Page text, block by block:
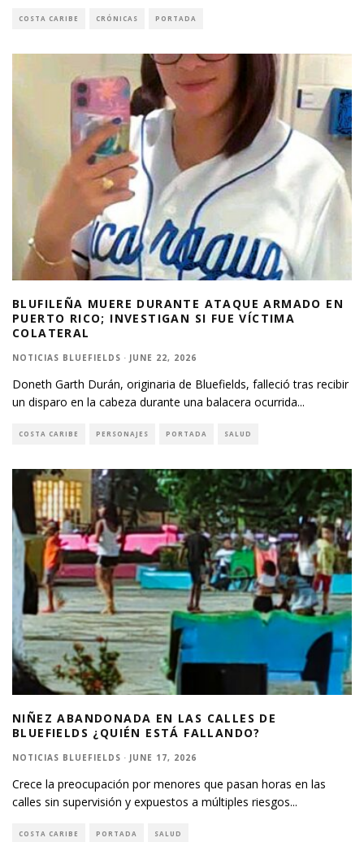
COSTA CARIBE CRÓNICAS PORTADA
BLUFILEÑA MUERE DURANTE ATAQUE ARMADO EN
PUERTO RICO; INVESTIGAN SI FUE VÍCTIMA
COLATERAL
NOTICIAS BLUEFIELDS · JUNE 22, 2026
Doneth Garth Durán, originaria de Bluefields, falleció tras recibir
un disparo en la cabeza durante una balacera ocurrida...
COSTA CARIBE PERSONAJES PORTADA SALUD
NIÑEZ ABANDONADA EN LAS CALLES DE
BLUEFIELDS ¿QUIÉN ESTÁ FALLANDO?
NOTICIAS BLUEFIELDS · JUNE 17, 2026
Crece la preocupación por menores que pasan horas en las
calles sin supervisión y expuestos a múltiples riesgos...
COSTA CARIBE PORTADA SALUD